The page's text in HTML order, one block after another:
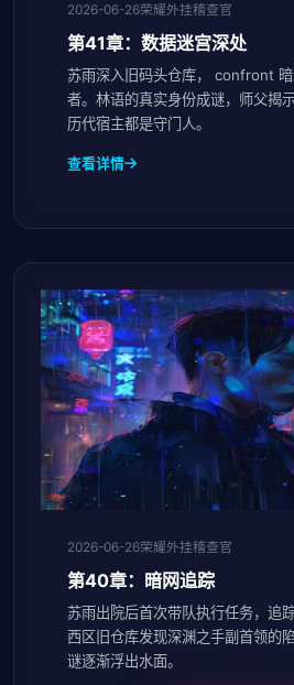
2026-06-26荣耀外挂稽查官
第41章：数据迷宫深处
苏雨深入旧码头仓库， confront
者。林语的真实身份成谜，师父
历代宿主都是守门人。
查看详情
2026-06-26荣耀外挂稽查官
第40章：暗网追踪
苏雨出院后首次带队执行任务，追
西区旧仓库发现深渊之手副首领的
谜逐渐浮出水面。